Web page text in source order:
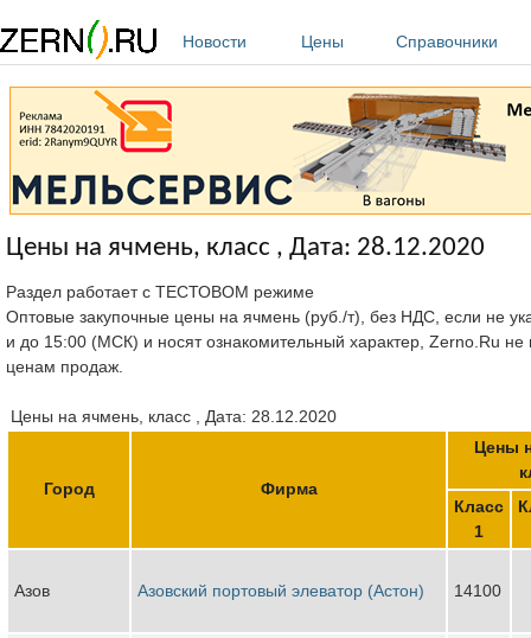
Новости
Цены Справочники
Цены на ячмень, класс , Дата: 28.12.2020
Раздел работает с ТЕСТОВОМ режиме
Оптовые закупочные цены на ячмень (руб./т), без НДС, если не
и до 15:00 (МСК) и носят ознакомительный характер, Zerno.Ru не
ценам продаж.
Цены на ячмень, класс , Дата: 28.12.2020
Город Фирма
Цены
Класс
1
Азов Азовский портовый элеватор (Астон) 14100